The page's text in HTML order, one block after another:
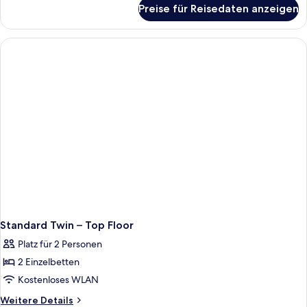
1 Einzelbett
Preise für Reisedaten anzeigen
Standard Twin – Top Floor
Platz für 2 Personen
2 Einzelbetten
Kostenloses WLAN
Weitere Details
Weitere